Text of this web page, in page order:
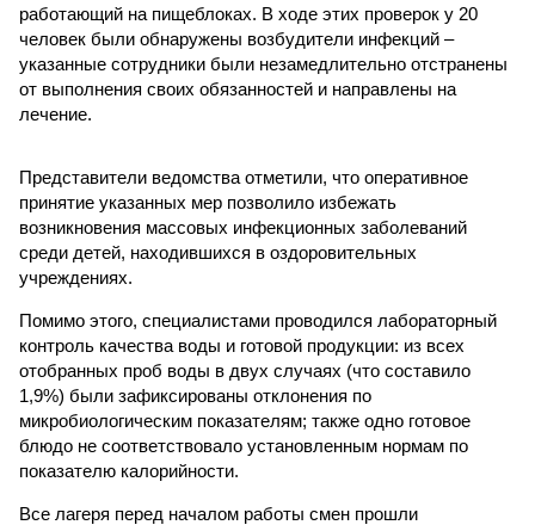
работающий на пищеблоках. В ходе этих проверок у 20
человек были обнаружены возбудители инфекций –
указанные сотрудники были незамедлительно отстранены
от выполнения своих обязанностей и направлены на
лечение.
Представители ведомства отметили, что оперативное
принятие указанных мер позволило избежать
возникновения массовых инфекционных заболеваний
среди детей, находившихся в оздоровительных
учреждениях.
Помимо этого, специалистами проводился лабораторный
контроль качества воды и готовой продукции: из всех
отобранных проб воды в двух случаях (что составило
1,9%) были зафиксированы отклонения по
микробиологическим показателям; также одно готовое
блюдо не соответствовало установленным нормам по
показателю калорийности.
Все лагеря перед началом работы смен прошли